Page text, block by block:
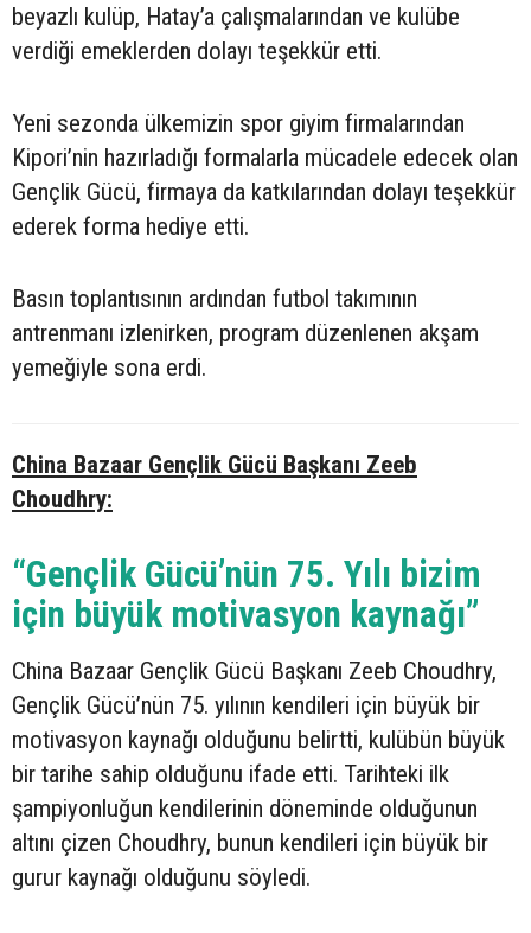
beyazlı kulüp, Hatay’a çalışmalarından ve kulübe
verdiği emeklerden dolayı teşekkür etti.
Yeni sezonda ülkemizin spor giyim firmalarından
Kipori’nin hazırladığı formalarla mücadele edecek olan
Gençlik Gücü, firmaya da katkılarından dolayı teşekkür
ederek forma hediye etti.
Basın toplantısının ardından futbol takımının
antrenmanı izlenirken, program düzenlenen akşam
yemeğiyle sona erdi.
China Bazaar Gençlik Gücü Başkanı Zeeb
Choudhry:
“Gençlik Gücü’nün 75. Yılı bizim
için büyük motivasyon kaynağı”
China Bazaar Gençlik Gücü Başkanı Zeeb Choudhry,
Gençlik Gücü’nün 75. yılının kendileri için büyük bir
motivasyon kaynağı olduğunu belirtti, kulübün büyük
bir tarihe sahip olduğunu ifade etti. Tarihteki ilk
şampiyonluğun kendilerinin döneminde olduğunun
altını çizen Choudhry, bunun kendileri için büyük bir
gurur kaynağı olduğunu söyledi.